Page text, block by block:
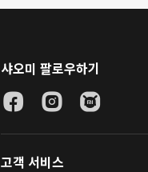
샤오미 팔로우하기
고객 서비스